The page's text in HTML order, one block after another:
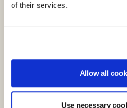
of their services.
Allow all
Use necessary